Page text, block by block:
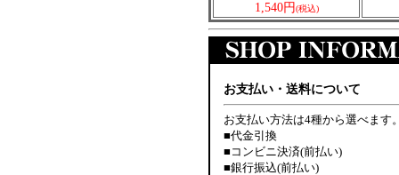
1,540円(税込)
お支払い・送料について
お支払い方法は4種から選べます
■代金引換
■コンビニ決済(前払い)
■銀行振込(前払い)